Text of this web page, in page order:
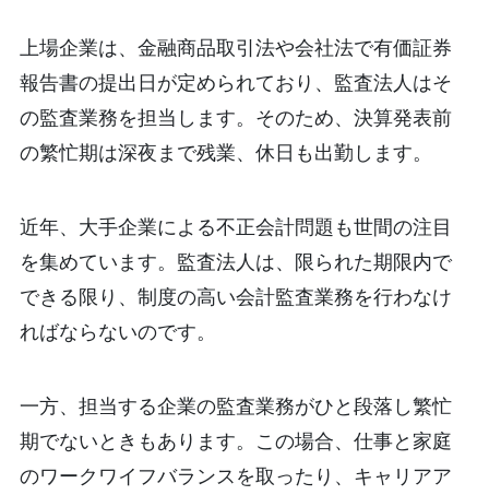
上場企業は、金融商品取引法や会社法で有価証券
報告書の提出日が定められており、監査法人はそ
の監査業務を担当します。そのため、決算発表前
の繁忙期は深夜まで残業、休日も出勤します。
近年、大手企業による不正会計問題も世間の注目
を集めています。監査法人は、限られた期限内で
できる限り、制度の高い会計監査業務を行わなけ
ればならないのです。
一方、担当する企業の監査業務がひと段落し繁忙
期でないときもあります。この場合、仕事と家庭
のワークワイフバランスを取ったり、キャリアア